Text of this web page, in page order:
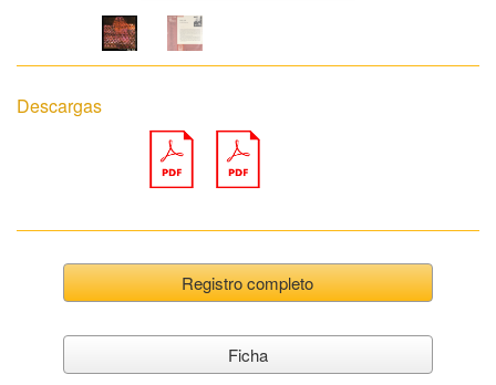
Descargas
Registro completo
Ficha